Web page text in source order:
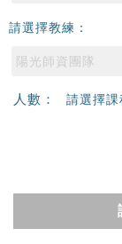
請選擇教練：
陽光師資團隊
人數： 請選擇